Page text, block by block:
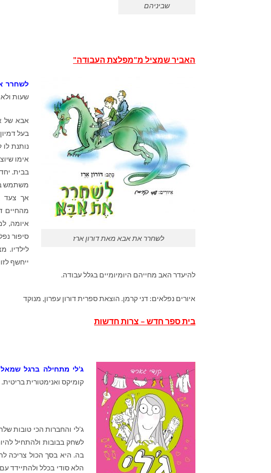
שביניהם
האביר שמציל מ"מפלצת העבודה"
לשחרר את אבא מאת דורון ארז
לשחרר
שעות
אבא של
בעל
נותנת
אימו
בבית.
משתמש
אך צעד
מהחיים
איומה,
סיפור
לילדיו.
ייחשף
להיעדר האב מחייהם היומיומיים בגלל עבודה.
איורים נפלאים: דני קרמן. הוצאת ספרית דורון עפרון, מנוקד
בית ספר חדש – צרות חדשות
ג'לי מתחילה ברגל שמאל
קומיקס ואנימטורית בריטית.
ג'לי והחברות הכי טובות
לשחק בבובות ולהתחיל
בה. היא בסך הכול צריכה
הלא סודי בכלל ולהתיידד